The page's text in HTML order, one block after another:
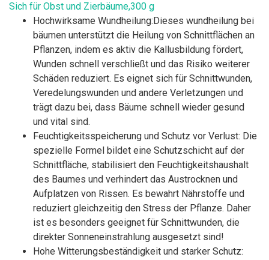
Sich für Obst und Zierbäume,300 g
Hochwirksame Wundheilung:Dieses wundheilung bei
bäumen unterstützt die Heilung von Schnittflächen an
Pflanzen, indem es aktiv die Kallusbildung fördert,
Wunden schnell verschließt und das Risiko weiterer
Schäden reduziert. Es eignet sich für Schnittwunden,
Veredelungswunden und andere Verletzungen und
trägt dazu bei, dass Bäume schnell wieder gesund
und vital sind.
Feuchtigkeitsspeicherung und Schutz vor Verlust: Die
spezielle Formel bildet eine Schutzschicht auf der
Schnittfläche, stabilisiert den Feuchtigkeitshaushalt
des Baumes und verhindert das Austrocknen und
Aufplatzen von Rissen. Es bewahrt Nährstoffe und
reduziert gleichzeitig den Stress der Pflanze. Daher
ist es besonders geeignet für Schnittwunden, die
direkter Sonneneinstrahlung ausgesetzt sind!
Hohe Witterungsbeständigkeit und starker Schutz: